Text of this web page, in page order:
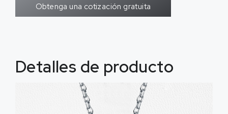
Obtenga una cotización gratuita
Detalles de producto